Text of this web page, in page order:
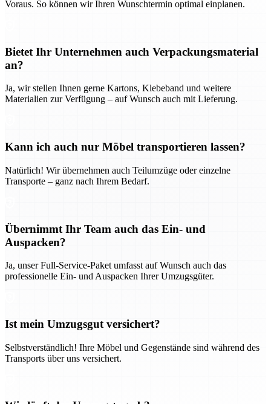
Voraus. So können wir Ihren Wunschtermin optimal einplanen.
Bietet Ihr Unternehmen auch Verpackungsmaterial
an?
Ja, wir stellen Ihnen gerne Kartons, Klebeband und weitere
Materialien zur Verfügung – auf Wunsch auch mit Lieferung.
Kann ich auch nur Möbel transportieren lassen?
Natürlich! Wir übernehmen auch Teilumzüge oder einzelne
Transporte – ganz nach Ihrem Bedarf.
Übernimmt Ihr Team auch das Ein- und
Auspacken?
Ja, unser Full-Service-Paket umfasst auf Wunsch auch das
professionelle Ein- und Auspacken Ihrer Umzugsgüter.
Ist mein Umzugsgut versichert?
Selbstverständlich! Ihre Möbel und Gegenstände sind während des
Transports über uns versichert.